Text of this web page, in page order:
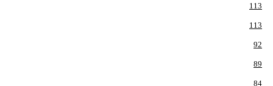
113
113
92
89
84